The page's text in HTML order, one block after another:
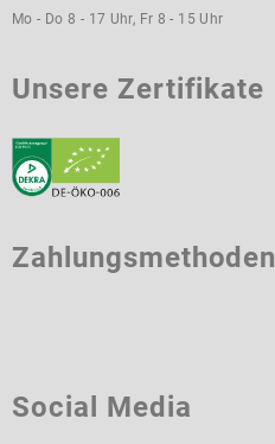
Mo - Do 8 - 17 Uhr, Fr 8 - 15 Uhr
Unsere Zertifikate
Zahlungsmethoden
Social Media